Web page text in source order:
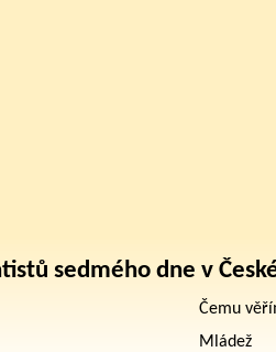
sedmého dne v
Čemu
Mládež